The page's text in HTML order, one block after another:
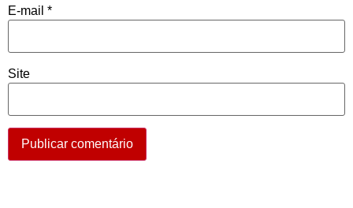
E-mail *
Site